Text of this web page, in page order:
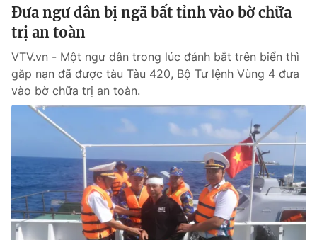
Đưa ngư dân bị ngã bất tỉnh vào bờ chữa
trị an toàn
VTV.vn - Một ngư dân trong lúc đánh bắt trên biển thì
găp nạn đã được tàu Tàu 420, Bộ Tư lệnh Vùng 4 đưa
vào bờ chữa trị an toàn.